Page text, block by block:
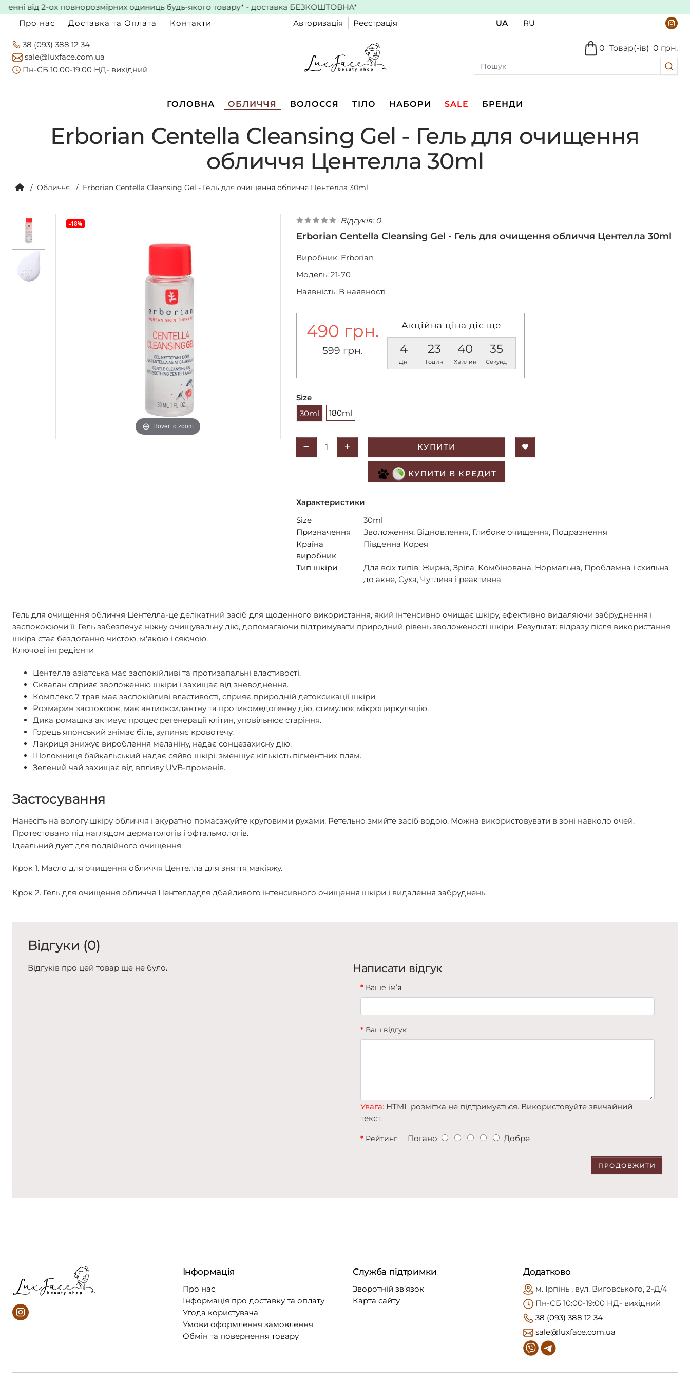
2-ох повнорозмірних одиниць будь-якого товару* - доставкаБЕЗКОШТОВНА*
Про нас
Доставка та Оплата Контакти Авторизація Реєстрація UA RU
38 (093) 388 12 34
sale@luxface.com.ua
Пн-CБ 10:00-19:00 НД- вихідний
Товар(-ів)
0 0 грн.
ГОЛОВНА ОБЛИЧЧЯ ВОЛОССЯ ТІЛО НАБОРИ SALE БРЕНДИ
Erborian Centella Cleansing Gel - Гель для очищення
обличчя Центелла 30ml
Обличчя Erborian Centella Cleansing Gel - Гель для очищення обличчя Центелла 30ml
-18%
Hover to zoom
Відгуків: 0
Erborian Centella Cleansing Gel - Гель для очищення обличчя Центелла 30ml
Виробник: Erborian
Модель: 21-70
Наявність: В наявності
490 грн.
599 грн.
Акційна ціна діє ще
4
Дні
23
Годин
40
Хвилин
34
Секунд
Size
30ml
180ml
КУПИТИ
КУПИТИ В КРЕДИТ
Характеристики
Size
30ml
Призначення
Зволоження, Відновлення, Глибоке очищення, Подразнення
Країна
виробник
Південна Корея
Тип шкіри
Для всіх типів, Жирна, Зріла, Комбінована, Нормальна, Проблемна і схильна
до акне, Суха, Чутлива і реактивна
Гель для очищення обличчя Центелла-це делікатний засіб для щоденного використання, який інтенсивно очищає шкіру, ефективно видаляючи забруднення і
заспокоюючи її. Гель забезпечує ніжну очищувальну дію, допомагаючи підтримувати природний рівень зволоженості шкіри. Результат: відразу після використання
шкіра стає бездоганно чистою, м'якою і сяючою.
Ключові інгредієнти
Центелла азіатська має заспокійливі та протизапальні властивості.
Сквалан сприяє зволоженню шкіри і захищає від зневоднення.
Комплекс 7 трав має заспокійливі властивості, сприяє природній детоксикації шкіри.
Розмарин заспокоює, має антиоксидантну та протикомедогенну дію, стимулює мікроциркуляцію.
Дика ромашка активує процес регенерації клітин, уповільнює старіння.
Горець японський знімає біль, зупиняє кровотечу.
Лакриця знижує вироблення меланіну, надає сонцезахисну дію.
Шоломниця байкальський надає сяйво шкірі, зменшує кількість пігментних плям.
Зелений чай захищає від впливу UVB-променів.
Застосування
Нанесіть на вологу шкіру обличчя і акуратно помасажуйте круговими рухами. Ретельно змийте засіб водою. Можна використовувати в зоні навколо очей.
Протестовано під наглядом дерматологів і офтальмологів.
Ідеальний дует для подвійного очищення:
Крок 1. Масло для очищення обличчя Центелла для зняття макіяжу.
Крок 2. Гель для очищення обличчя Центелладля дбайливого інтенсивного очищення шкіри і видалення забруднень.
Відгуки (0)
Відгуків про цей товар ще не було. Написати відгук
Ваше ім’я
Ваш відгук
Увага: HTML розмітка не підтримується. Використовуйте звичайний
текст.
Рейтинг Погано Добре
ПРОДОВЖИТИ
Інформація
Про нас
Інформація про доставку та оплату
Угода користувача
Умови оформлення замовлення
Обмін та повернення товару
Служба підтримки
Зворотній зв’язок
Карта сайту
Додатково
м. Ірпінь , вул. Виговського, 2-Д/4
Пн-CБ 10:00-19:00 НД- вихідний
38 (093) 388 12 34
sale@luxface.com.ua